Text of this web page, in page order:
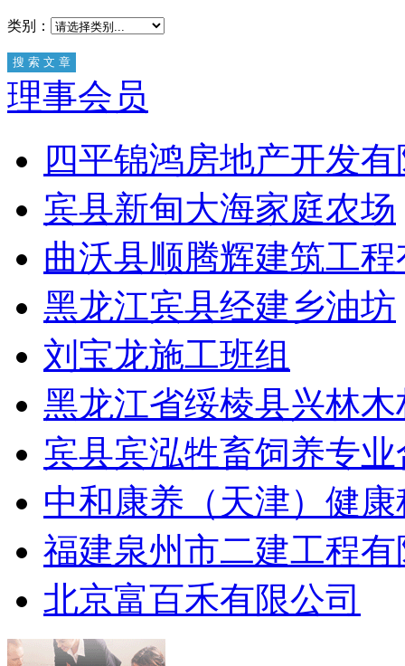
类别：
理事会员
四平锦鸿房地产开发
宾县新甸大海家庭农场
曲沃县顺腾辉建筑工
黑龙江宾县经建乡油坊
刘宝龙施工班组
黑龙江省绥棱县兴林
宾县宾泓牲畜饲养专
中和康养（天津）健
福建泉州市二建工程
北京富百禾有限公司